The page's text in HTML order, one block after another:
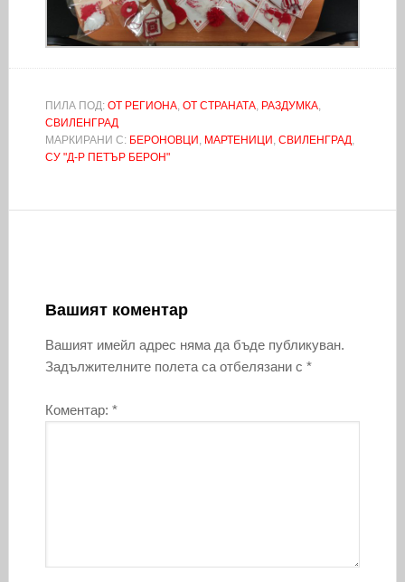
ПИЛА ПОД: ОТ РЕГИОНА, ОТ СТРАНАТА, РАЗДУМКА,
СВИЛЕНГРАД
МАРКИРАНИ С: БЕРОНОВЦИ МАРТЕНИЦИ СВИЛЕНГРАД
СУ "Д-Р ПЕТЪР БЕРОН"
Вашият коментар
Вашият имейл адрес няма да бъде публикуван.
Задължителните полета са отбелязани с *
Коментар: *